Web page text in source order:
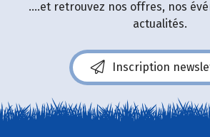
....et retrouvez nos offres, nos
actualités.
Inscription